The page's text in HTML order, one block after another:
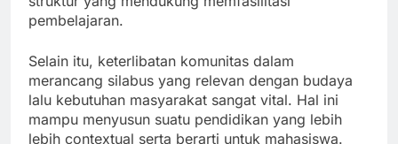
pembelajaran.
Selain itu, keterlibatan komunitas dalam
merancang silabus yang relevan dengan budaya
lalu kebutuhan masyarakat sangat vital. Hal ini
mampu menyusun suatu pendidikan yang lebih
lebih contextual serta berarti untuk mahasiswa.